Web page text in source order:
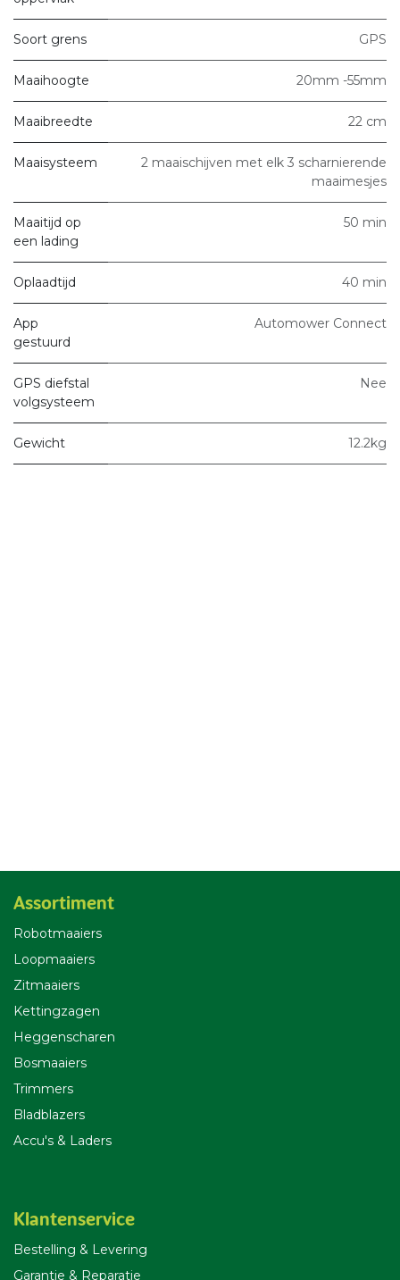
Soort grens GPS
Maaihoogte 20mm -55mm
Maaibreedte 22 cm
Maaisysteem
2 maaischijven met elk 3 scharnierende
maaimesjes
Maaitijd op
een lading
50 min
Oplaadtijd 40 min
App
gestuurd
Automower Connect
GPS diefstal
volgsysteem
Nee
Gewicht 12.2kg
Assortiment
Robotmaaiers
Loopmaaiers
Zitmaaiers
Kettingzagen
Heggenscharen
Bosmaaiers
Trimmers
Bladblazers
Accu's & Laders
Klantenservice
Bestelling & Levering
Garantie & Reparatie